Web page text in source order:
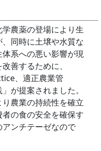
農薬の登場により生
同時に土壌や水質な
系への悪い影響が現
善するために、
、適正農業管
が提案されました。
農業の持続性を確立
の食の安全を確保す
ンチテーゼなので